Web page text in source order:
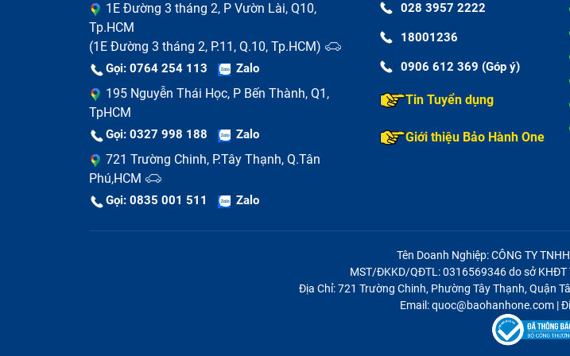
1E Đường 3 tháng 2, P Vườn Lài, Q10,
Tp.HCM
(1E Đường 3 tháng 2, P.11, Q.10, Tp.HCM)
Gọi: 0764 254 113 Zalo
195 Nguyễn Thái Học, P Bến Thành, Q1,
TpHCM
Gọi: 0327 998 188 Zalo
721 Trường Chinh, P.Tây Thạnh, Q.Tân
Phú,HCM
Gọi: 0835 001 511 Zalo
028 3957 2222
18001236
0906 612 369 (Góp ý)
Tin Tuyển dụng
Giới thiệu Bảo Hành One
Tên Doanh Nghiệp: CÔNG TY
MST/ĐKKD/QĐTL: 0316569346 do sở
Địa Chỉ: 721 Trường Chinh, Phường Tây Thạnh, Quận
Email: quoc@baohanhone.com |